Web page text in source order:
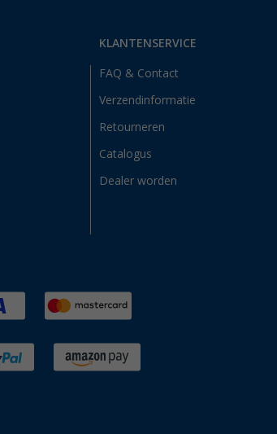
KLANTENSERVICE
FAQ & Contact
Verzendinformatie
Retourneren
Catalogus
Dealer worden